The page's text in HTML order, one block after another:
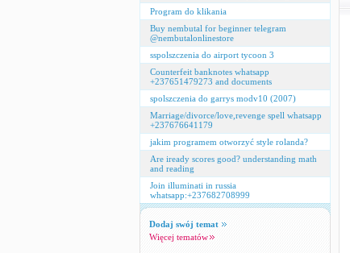
Program do klikania
Buy nembutal for beginner telegram
@nembutalonlinestore
sspolszczenia do airport tycoon 3
Counterfeit banknotes whatsapp
+237651479273 and documents
spolszczenia do garrys modv10 (2007)
Marriage/divorce/love,revenge spell whatsapp
+237676641179
jakim programem otworzyć style rolanda?
Are iready scores good? understanding math
and reading
Join illuminati in russia
whatsapp:+237682708999
Dodaj swój temat
Więcej tematów